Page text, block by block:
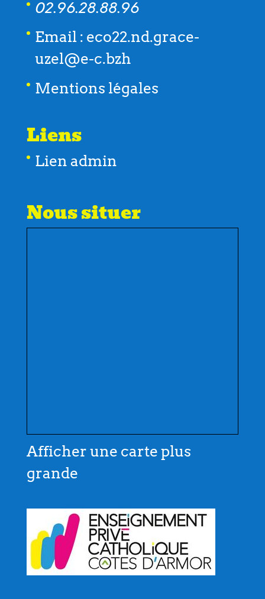
02.96.28.88.96
Email : eco22.nd.grace-
uzel@e-c.bzh
Mentions légales
Liens
Lien admin
Nous situer
Afficher une carte plus
grande